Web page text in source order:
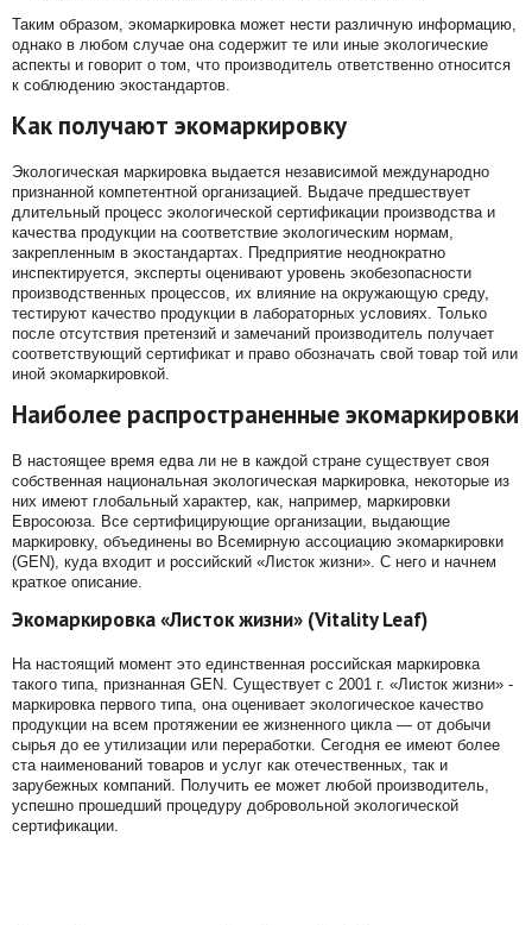
Таким образом, экомаркировка может нести различную информацию,
однако в любом случае она содержит те или иные экологические
аспекты и говорит о том, что производитель ответственно относится
к соблюдению экостандартов.
Как получают экомаркировку
Экологическая маркировка выдается независимой международно
признанной компетентной организацией. Выдаче предшествует
длительный процесс экологической сертификации производства и
качества продукции на соответствие экологическим нормам,
закрепленным в экостандартах. Предприятие неоднократно
инспектируется, эксперты оценивают уровень экобезопасности
производственных процессов, их влияние на окружающую среду,
тестируют качество продукции в лабораторных условиях. Только
после отсутствия претензий и замечаний производитель получает
соответствующий сертификат и право обозначать свой товар той или
иной экомаркировкой.
Наиболее распространенные экомаркировки
В настоящее время едва ли не в каждой стране существует своя
собственная национальная экологическая маркировка, некоторые из
них имеют глобальный характер, как, например, маркировки
Евросоюза. Все сертифицирующие организации, выдающие
маркировку, объединены во Всемирную ассоциацию экомаркировки
(GEN), куда входит и российский «Листок жизни». С него и начнем
краткое описание.
Экомаркировка «Листок жизни» (Vitality Leaf)
На настоящий момент это единственная российская маркировка
такого типа, признанная GEN. Существует с 2001 г. «Листок жизни» -
маркировка первого типа, она оценивает экологическое качество
продукции на всем протяжении ее жизненного цикла — от добычи
сырья до ее утилизации или переработки. Сегодня ее имеют более
ста наименований товаров и услуг как отечественных, так и
зарубежных компаний. Получить ее может любой производитель,
успешно прошедший процедуру добровольной экологической
сертификации.